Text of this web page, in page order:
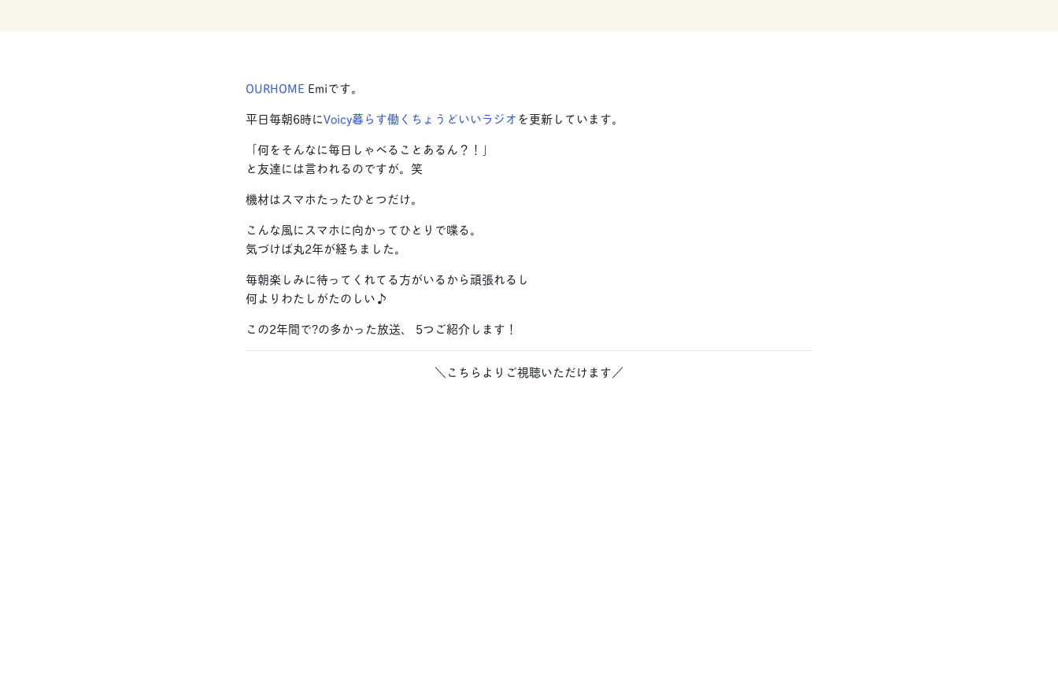
OURHOME Emiです。
平日毎朝6時にVoicy暮らす働くちょうどいいラジオを更新しています。
「何をそんなに毎日しゃべることあるん？！」
と友達には言われるのですが。笑
機材はスマホたったひとつだけ。
こんな風にスマホに向かってひとりで喋る。
気づけば丸2年が経ちました。
毎朝楽しみに待ってくれてる方がいるから頑張れるし
何よりわたしがたのしい♪
この2年間で?の多かった放送、 5つご紹介します！
＼こちらよりご視聴いただけます／